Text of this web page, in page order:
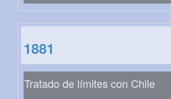
1881
Tratado de límites con Chile